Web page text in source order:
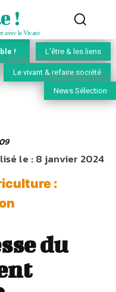
!
avec le Vivant
! L'être & les liens
Le vivant & refaire société
News Sélection
le :8 janvier 2024
:
du